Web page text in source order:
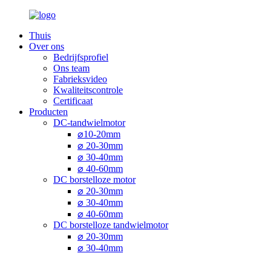
Thuis
Over ons
Bedrijfsprofiel
Ons team
Fabrieksvideo
Kwaliteitscontrole
Certificaat
Producten
DC-tandwielmotor
⌀10-20mm
⌀ 20-30mm
⌀ 30-40mm
⌀ 40-60mm
DC borstelloze motor
⌀ 20-30mm
⌀ 30-40mm
⌀ 40-60mm
DC borstelloze tandwielmotor
⌀ 20-30mm
⌀ 30-40mm